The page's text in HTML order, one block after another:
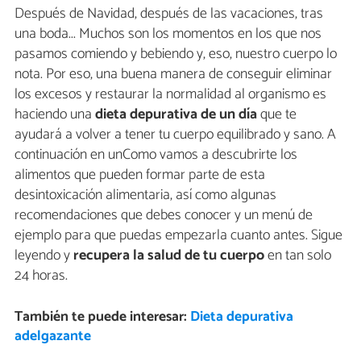
Después de Navidad, después de las vacaciones, tras
una boda... Muchos son los momentos en los que nos
pasamos comiendo y bebiendo y, eso, nuestro cuerpo lo
nota. Por eso, una buena manera de conseguir eliminar
los excesos y restaurar la normalidad al organismo es
haciendo unadieta depurativa de un díaque te
ayudará a volver a tener tu cuerpo equilibrado y sano. A
continuación en unComo vamos a descubrirte los
alimentos que pueden formar parte de esta
desintoxicación alimentaria, así como algunas
recomendaciones que debes conocer y un menú de
ejemplo para que puedas empezarla cuanto antes. Sigue
leyendo yrecupera la salud de tu cuerpoen tan solo
24 horas.
También te puede interesar: Dieta depurativa
adelgazante